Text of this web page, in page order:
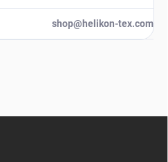
shop@helikon-tex.com